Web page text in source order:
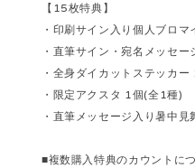
【15枚特典】
・印刷サイン入り個人ブロマ
・直筆サイン・宛名メッセ
・全身ダイカットステッカ
・限定アクスタ 1個(全1種)
・直筆メッセージ入り暑中
■複数購入特典のカウントに